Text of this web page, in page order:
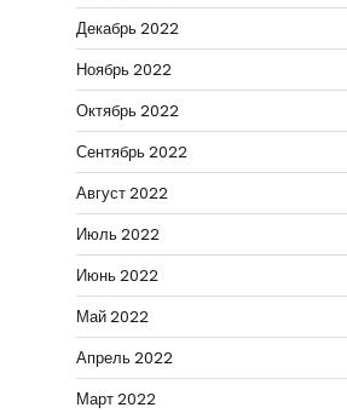
Декабрь 2022
Ноябрь 2022
Октябрь 2022
Сентябрь 2022
Август 2022
Июль 2022
Июнь 2022
Май 2022
Апрель 2022
Март 2022